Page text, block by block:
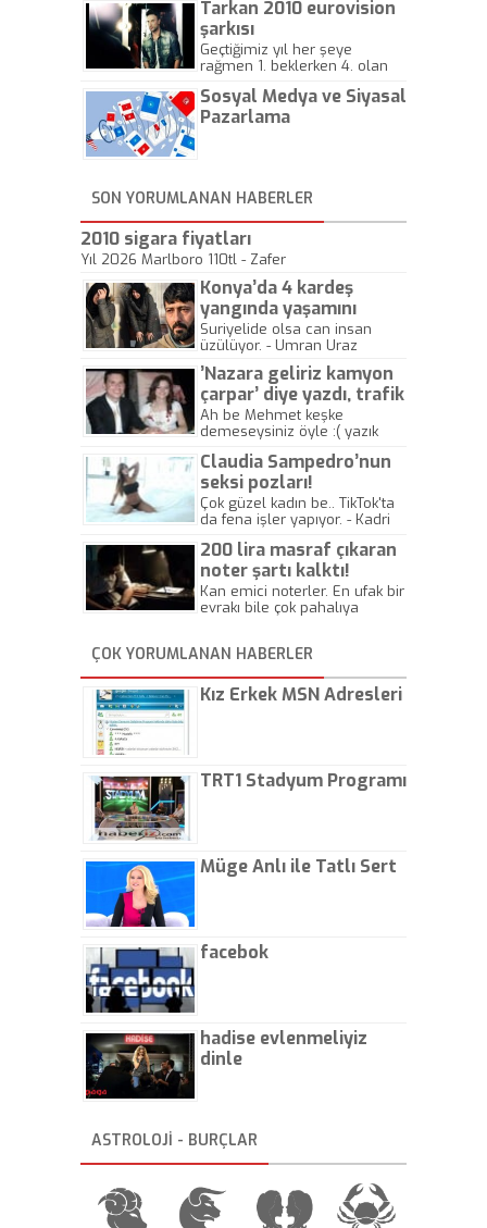
Tarkan 2010 eurovision
şarkısı
Geçtiğimiz yıl her şeye
rağmen 1. beklerken 4. olan
gösterisinin bu yarışmada
önemli olmadığını anlamıştır.
Sosyal Medya ve Siyasal
Pazarlama
SON YORUMLANAN HABERLER
2010 sigara fiyatları
Yıl 2026 Marlboro 110tl - Zafer
Konya’da 4 kardeş
yangında yaşamını
yitirdi
Suriyelide olsa can insan
üzülüyor. - Umran Uraz
’Nazara geliriz kamyon
çarpar’ diye yazdı, trafik
kazasında öldü!
Ah be Mehmet keşke
demeseysiniz öyle :( yazık
Claudia Sampedro’nun
seksi pozları!
Çok güzel kadın be.. TikTok'ta
da fena işler yapıyor. - Kadri
200 lira masraf çıkaran
noter şartı kalktı!
Kan emici noterler. En ufak bir
evrakı bile çok pahalıya
kaptırıyorsunuz. - Kayhan
Gezenti
ÇOK YORUMLANAN HABERLER
Kız Erkek MSN Adresleri
TRT1 Stadyum Programı
Müge Anlı ile Tatlı Sert
facebok
hadise evlenmeliyiz
dinle
ASTROLOJİ - BURÇLAR